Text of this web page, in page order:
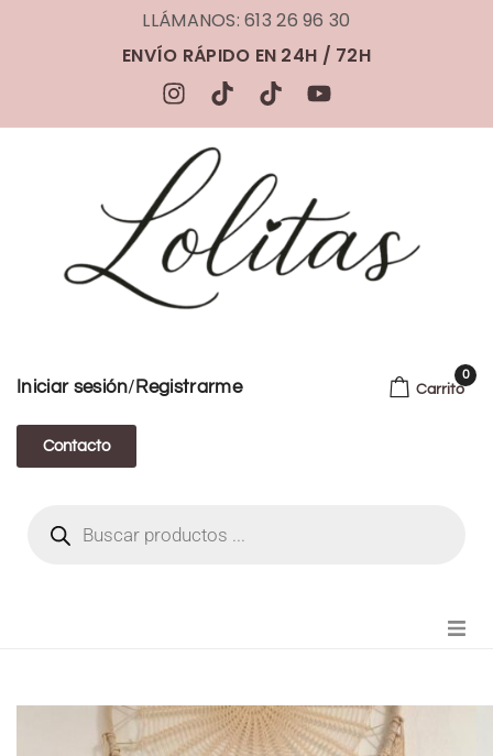
LLÁMANOS: 613 26 96 30
ENVÍO RÁPIDO EN 24H / 72H
Iniciar sesión/ Registrarme
Contacto
Carrito
0
FIANZA TIKTOK